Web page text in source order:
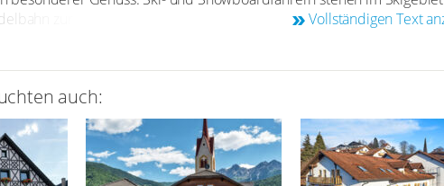
zur Verfügung, der Fun-Park wurde speziell für Snowboarder
Vollständigen Text
auch: